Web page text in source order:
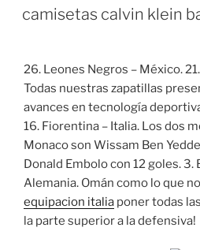
camisetas calvin klein
26. Leones Negros – México.
Todas nuestras zapatillas
avances en tecnología
16. Fiorentina – Italia. Los dos
Monaco son Wissam Ben
Donald Embolo con 12 goles.
Alemania. Omán como lo que
equipacion italia poner todas
la parte superior a la defensiva!